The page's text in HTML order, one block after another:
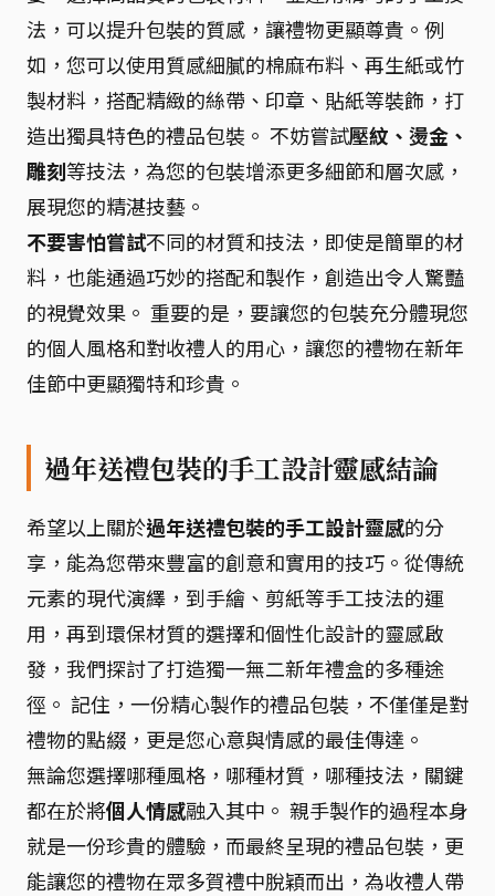
法，可以提升包裝的質感，讓禮物更顯尊貴。例
如，您可以使用質感細膩的棉麻布料、再生紙或竹
製材料，搭配精緻的絲帶、印章、貼紙等裝飾，打
造出獨具特色的禮品包裝。 不妨嘗試壓紋、燙金、
雕刻等技法，為您的包裝增添更多細節和層次感，
展現您的精湛技藝。
不要害怕嘗試不同的材質和技法，即使是簡單的材
料，也能通過巧妙的搭配和製作，創造出令人驚豔
的視覺效果。 重要的是，要讓您的包裝充分體現您
的個人風格和對收禮人的用心，讓您的禮物在新年
佳節中更顯獨特和珍貴。
過年送禮包裝的手工設計靈感結論
希望以上關於過年送禮包裝的手工設計靈感的分
享，能為您帶來豐富的創意和實用的技巧。從傳統
元素的現代演繹，到手繪、剪紙等手工技法的運
用，再到環保材質的選擇和個性化設計的靈感啟
發，我們探討了打造獨一無二新年禮盒的多種途
徑。 記住，一份精心製作的禮品包裝，不僅僅是對
禮物的點綴，更是您心意與情感的最佳傳達。
無論您選擇哪種風格，哪種材質，哪種技法，關鍵
都在於將個人情感融入其中。 親手製作的過程本身
就是一份珍貴的體驗，而最終呈現的禮品包裝，更
能讓您的禮物在眾多賀禮中脫穎而出，為收禮人帶